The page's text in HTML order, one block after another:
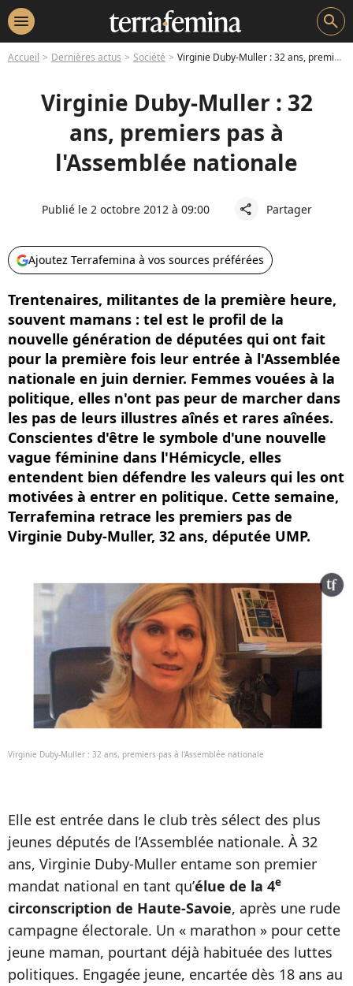
menu search
Accueil Dernières actus Société Virginie Duby-Muller : 32 ans, premiers pas à l'Assemblée nationale
Virginie Duby-Muller : 32
ans, premiers pas à
l'Assemblée nationale
Publié le 2 octobre 2012 à 09:00 share Partager
Ajoutez Terrafemina à vos sources préférées
Trentenaires, militantes de la première heure,
souvent mamans : tel est le profil de la
nouvelle génération de députées qui ont fait
pour la première fois leur entrée à l'Assemblée
nationale en juin dernier. Femmes vouées à la
politique, elles n'ont pas peur de marcher dans
les pas de leurs illustres aînés et rares aînées.
Conscientes d'être le symbole d'une nouvelle
vague féminine dans l'Hémicycle, elles
entendent bien défendre les valeurs qui les ont
motivées à entrer en politique. Cette semaine,
Terrafemina retrace les premiers pas de
Virginie Duby-Muller, 32 ans, députée UMP.
Virginie Duby-Muller : 32 ans, premiers pas à l'Assemblée nationale
Elle est entrée dans le club très sélect des plus
jeunes députés de l’Assemblée nationale. À 32
ans, Virginie Duby-Muller entame son premier
mandat national en tant qu’élue de la 4e
circonscription de Haute-Savoie, après une rude
campagne électorale. Un « marathon » pour cette
jeune maman, pourtant déjà habituée des luttes
politiques. Engagée jeune, encartée dès 18 ans au